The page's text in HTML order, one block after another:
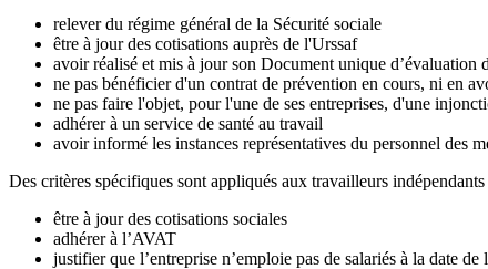
relever du régime général de la Sécurité sociale
être à jour des cotisations auprès de l'Urssaf
avoir réalisé et mis à jour son Document unique d’évaluation
ne pas bénéficier d'un contrat de prévention en cours, ni en
ne pas faire l'objet, pour l'une de ses entreprises, d'une
adhérer à un service de santé au travail
avoir informé les instances représentatives du personnel des
Des critères spécifiques sont appliqués aux travailleurs indépendants
être à jour des cotisations sociales
adhérer à l’AVAT
justifier que l’entreprise n’emploie pas de salariés à la date de